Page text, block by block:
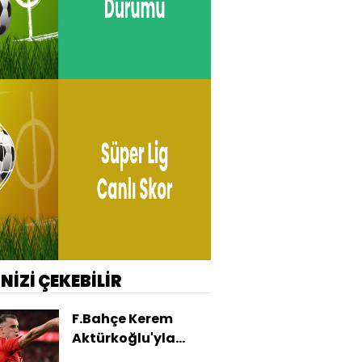
ÇEKEBİLİR
F.Bahçe Kerem
Aktürkoğlu'yla